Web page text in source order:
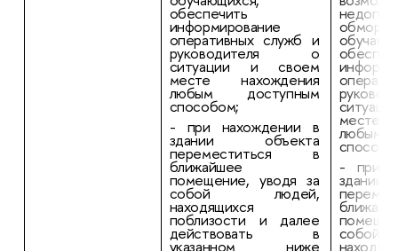
обеспечить
информирование
оперативных служб и
руководителя о
ситуации и своем
месте нахождения
любым доступным
способом;
- при нахождении в
здании объекта
переместиться в
ближайшее
помещение, уводя за
собой людей,
находящихся
поблизости и далее
действовать в
указанном ниже
месте
любым
- при